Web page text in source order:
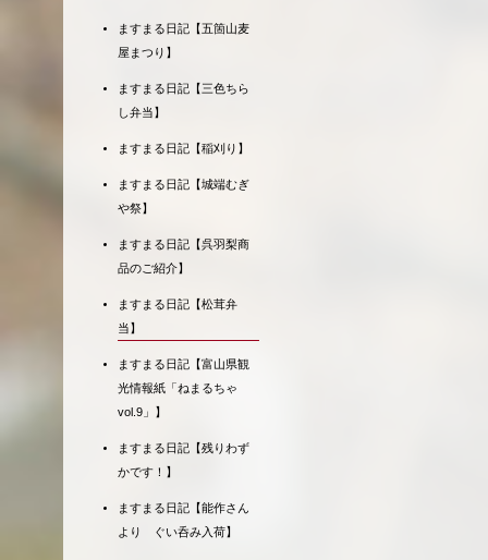
ますまる日記【五箇山麦
屋まつり】
ますまる日記【三色ちら
し弁当】
ますまる日記【稲刈り】
ますまる日記【城端むぎ
や祭】
ますまる日記【呉羽梨商
品のご紹介】
ますまる日記【松茸弁
当】
ますまる日記【富山県観
光情報紙「ねまるちゃ
vol.9」】
ますまる日記【残りわず
かです！】
ますまる日記【能作さん
より ぐい呑み入荷】